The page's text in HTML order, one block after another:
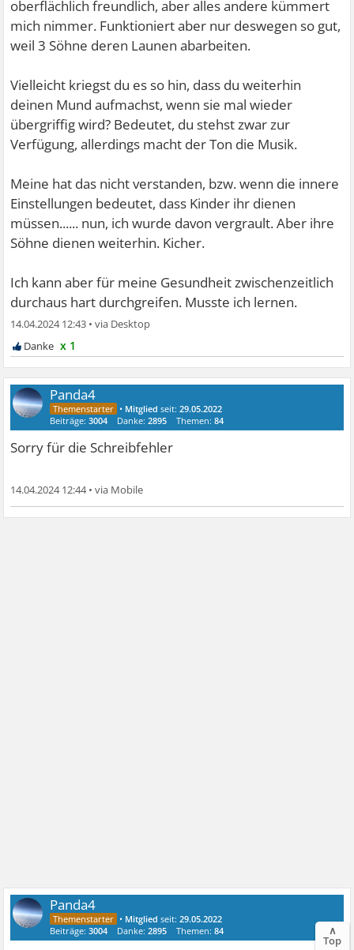
oberflächlich freundlich, aber alles andere kümmert
mich nimmer. Funktioniert aber nur deswegen so gut,
weil 3 Söhne deren Launen abarbeiten.
Vielleicht kriegst du es so hin, dass du weiterhin
deinen Mund aufmachst, wenn sie mal wieder
übergriffig wird? Bedeutet, du stehst zwar zur
Verfügung, allerdings macht der Ton die Musik.
Meine hat das nicht verstanden, bzw. wenn die innere
Einstellungen bedeutet, dass Kinder ihr dienen
müssen...... nun, ich wurde davon vergrault. Aber ihre
Söhne dienen weiterhin. Kicher.
Ich kann aber für meine Gesundheit zwischenzeitlich
durchaus hart durchgreifen. Musste ich lernen.
14.04.2024 12:43 •
x 1
Panda4
• Mitglied seit:29.05.2022
Beiträge:3004 Danke:2895 Themen:84
Sorry für die Schreibfehler
14.04.2024 12:44•
Panda4
• Mitglied seit:29.05.2022
Beiträge:3004 Danke:2895 Themen:84 ∧
Top